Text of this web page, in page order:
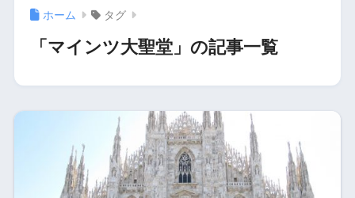
ホーム タグ
「マインツ大聖堂」の記事一覧